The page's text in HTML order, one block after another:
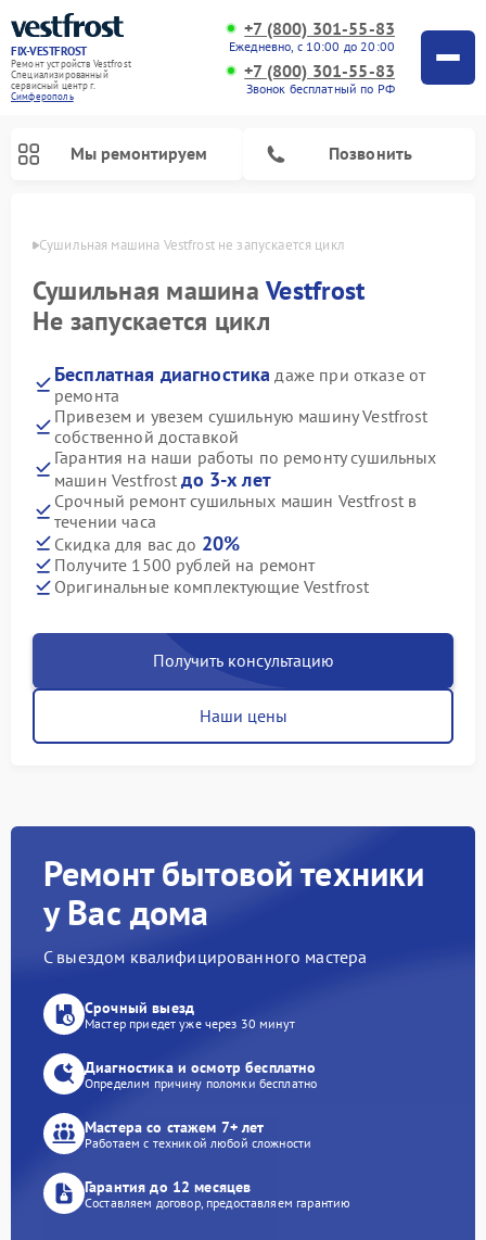
FIX-VESTFROST
Ремонт устройств Vestfrost
Специализированный
cервисный центр г.
Симферополь
+7 (800) 301-55-83
Ежедневно, с 10:00 до 20:00
+7 (800) 301-55-83
Звонок бесплатный по РФ
Мы ремонтируем Позвонить
Сушильная машина Vestfrost не запускается цикл
Сушильная машинаVestfrost
Не запускается цикл
Бесплатная диагностика даже при отказе от
ремонта
Привезем и увезем сушильную машину Vestfrost
собственной доставкой
Гарантия на наши работы по ремонту сушильных
машин Vestfrostдо 3-х лет
Срочный ремонт сушильных машин Vestfrost в
течении часа
Скидка для вас до 20%
Получите 1500 рублей на ремонт
Оригинальные комплектующие Vestfrost
Получить консультацию
Наши цены
Ремонт бытовой техники
у Вас дома
С выездом квалифицированного мастера
Срочный выезд
Мастер приедет уже через 30 минут
Диагностика и осмотр бесплатно
Определим причину поломки бесплатно
Мастера со стажем 7+ лет
Работаем с техникой любой сложности
Гарантия до 12 месяцев
Составляем договор, предоставляем гарантию